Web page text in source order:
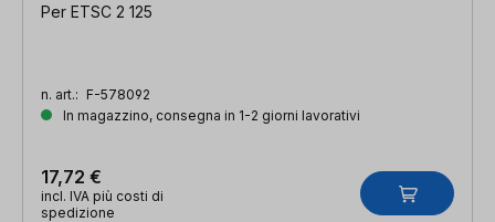
Per ETSC 2 125
n. art.: F-578092
In magazzino, consegna in 1-2 giorni lavorativi
17,72 €
incl. IVA più costi di
spedizione